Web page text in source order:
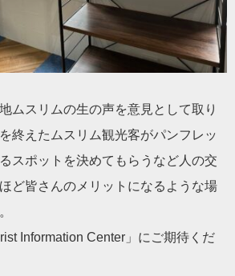
ムスリムの生の声を意見として取り
終えたムスリム観光客がパンフレッ
スポットを決めてもらうなど人の交
ど皆さんのメリットになるような場
Information Center」にご期待くだ